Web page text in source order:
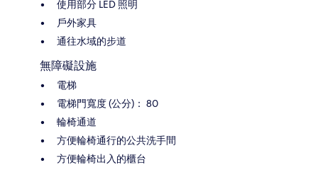
使用部分 LED 照明
戶外家具
通往水域的步道
無障礙設施
電梯
電梯門寬度 (公分)： 80
輪椅通道
方便輪椅通行的公共洗手間
方便輪椅出入的櫃台